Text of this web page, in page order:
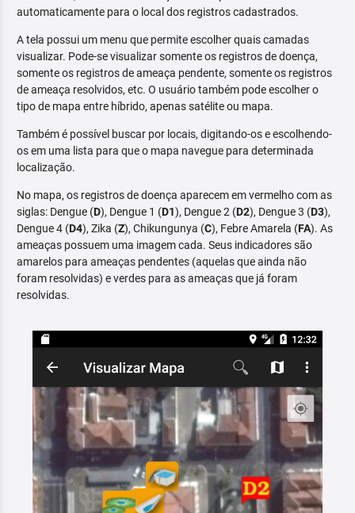
automaticamente para o local dos registros cadastrados.
A tela possui um menu que permite escolher quais camadas
visualizar. Pode-se visualizar somente os registros de doença,
somente os registros de ameaça pendente, somente os registros
de ameaça resolvidos, etc. O usuário também pode escolher o
tipo de mapa entre híbrido, apenas satélite ou mapa.
Também é possível buscar por locais, digitando-os e escolhendo-
os em uma lista para que o mapa navegue para determinada
localização.
No mapa, os registros de doença aparecem em vermelho com as
siglas: Dengue (D), Dengue 1 (D1), Dengue 2 (D2), Dengue 3 (D3),
Dengue 4 (D4), Zika (Z), Chikungunya (C), Febre Amarela (FA). As
ameaças possuem uma imagem cada. Seus indicadores são
amarelos para ameaças pendentes (aquelas que ainda não
foram resolvidas) e verdes para as ameaças que já foram
resolvidas.